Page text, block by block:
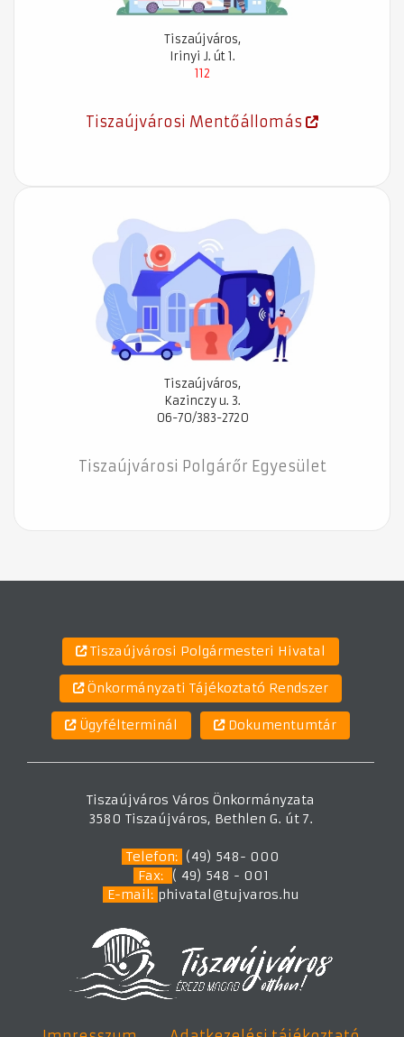
Tiszaújváros,
Irinyi J. út 1.
112
Tiszaújvárosi Mentőállomás
Tiszaújváros,
Kazinczy u. 3.
06-70/383-2720
Tiszaújvárosi Polgárőr Egyesület
Tiszaújvárosi Polgármesteri Hivatal
Önkormányzati Tájékoztató Rendszer
Ügyfélterminál Dokumentumtár
Tiszaújváros Város Önkormányzata
3580 Tiszaújváros, Bethlen G. út 7.
Telefon: (49) 548- 000
Fax: ( 49) 548 - 001
E-mail: phivatal@tujvaros.hu